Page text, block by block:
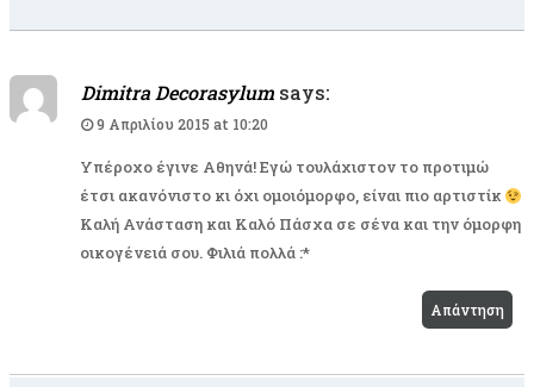
Dimitra Decorasylum says:
9 Απριλίου 2015 at 10:20
Υπέροχο έγινε Αθηνά! Εγώ τουλάχιστον το προτιμώ
έτσι ακανόνιστο κι όχι ομοιόμορφο, είναι πιο αρτιστίκ
Καλή Ανάσταση και Καλό Πάσχα σε σένα και την όμορφη
οικογένειά σου. Φιλιά πολλά :*
Απάντηση